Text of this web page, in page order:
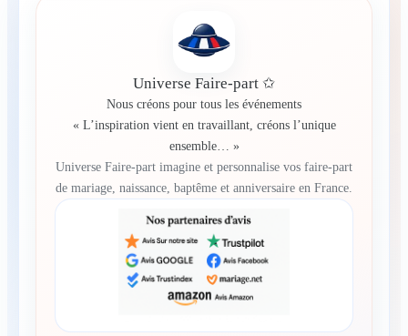
Universe Faire-part ✩
Nous créons pour tous les événements
« L’inspiration vient en travaillant, créons l’unique
ensemble… »
Universe Faire-part imagine et personnalise vos faire-part
de mariage, naissance, baptême et anniversaire en France.